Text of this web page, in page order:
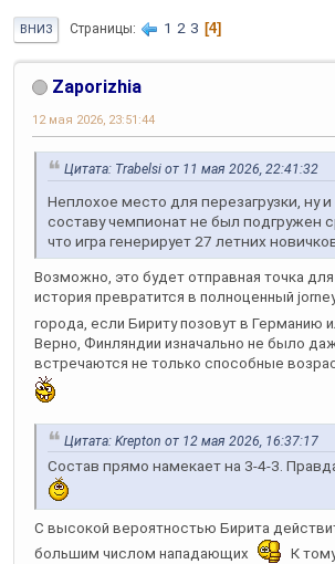
ВНИЗ Страницы 1 2 3 4
Zaporizhia
12 мая 2026, 23:51:44
Цитата: Trabelsi от 11 мая 2026, 22:41:32
Неплохое место для перезагрузки, ну
составу чемпионат не был подгружен
что игра генерирует 27 летних
Возможно, это будет отправная точка
история превратится в полноценный
города, если Бириту позовут в Германию
Верно, Финляндии изначально не было
встречаются не только способные
Цитата: Krepton от 12 мая 2026, 16:37:17
Состав прямо намекает на 3-4-3.
С высокой вероятностью Бирита
большим числом нападающих
К